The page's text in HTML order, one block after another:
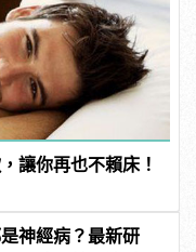
讓你再也不賴床！
神經病？最新研